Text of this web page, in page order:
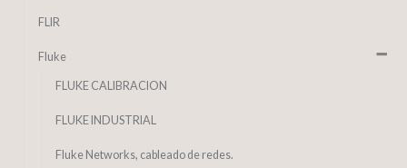
FLIR
Fluke
FLUKE CALIBRACION
FLUKE INDUSTRIAL
Fluke Networks, cableado de redes.